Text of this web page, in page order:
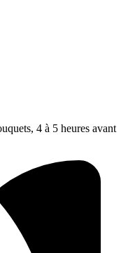
4 à 5 heures avant